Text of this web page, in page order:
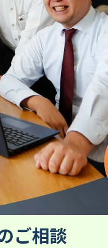
ご相談